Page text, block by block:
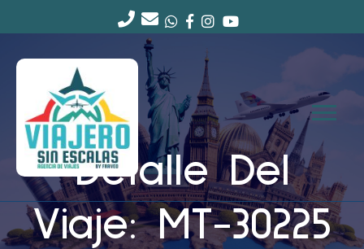
Detalle Del
Viaje: MT-30225